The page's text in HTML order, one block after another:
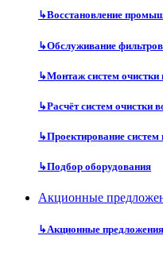
↳Восстановление
↳Обслуживание фильтров
↳Монтаж систем очистки
↳Расчёт систем очистки
↳Проектирование систем
↳Подбор оборудования
Акционные
↳Акционные